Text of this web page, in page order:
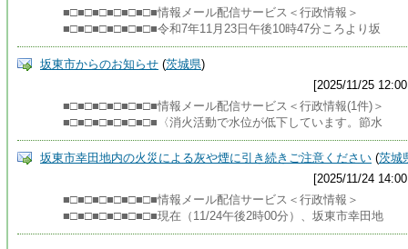
■□■□■□■□■□■□■情報メール配信サービス＜行政情報＞
■□■□■□■□■□■□■令和7年11月23日午後10時47分ころより坂
坂東市からのお知らせ (茨城県)
[2025/11/25
■□■□■□■□■□■□■情報メール配信サービス＜行政情報(1件)＞
■□■□■□■□■□■□■〈消火活動で水位が低下しています。節水
坂東市幸田地内の火災による灰や煙に引き続きご注意ください (茨城
[2025/11/24
■□■□■□■□■□■□■情報メール配信サービス＜行政情報＞
■□■□■□■□■□■□■現在（11/24午後2時00分）、坂東市幸田地